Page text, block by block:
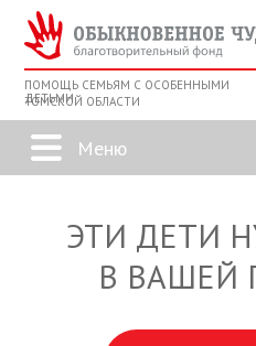
ПОМОЩЬ СЕМЬЯМ С ОСОБЕННЫМИ
ДЕТЬМИ
ТОМСКОЙ ОБЛАСТИ
ЭТИ ДЕТИ
В